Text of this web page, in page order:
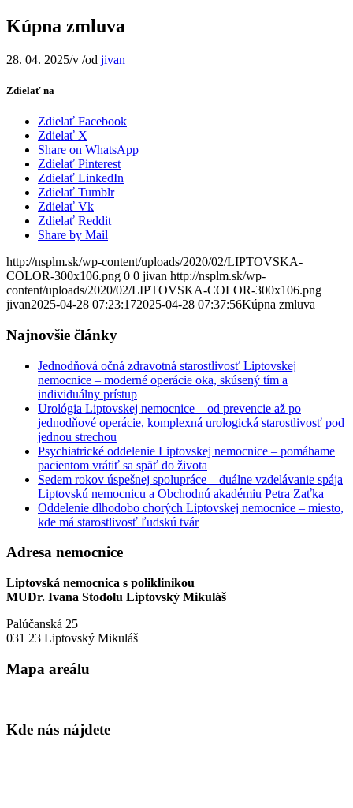
Kúpna zmluva
28. 04. 2025/v /od jivan
Zdielať na
Zdielať Facebook
Zdielať X
Share on WhatsApp
Zdielať Pinterest
Zdielať LinkedIn
Zdielať Tumblr
Zdielať Vk
Zdielať Reddit
Share by Mail
http://nsplm.sk/wp-content/uploads/2020/02/LIPTOVSKA-
COLOR-300x106.png 0 0 jivan http://nsplm.sk/wp-
content/uploads/2020/02/LIPTOVSKA-COLOR-300x106.png
jivan2025-04-28 07:23:172025-04-28 07:37:56Kúpna zmluva
Najnovšie články
Jednodňová očná zdravotná starostlivosť Liptovskej
nemocnice – moderné operácie oka, skúsený tím a
individuálny prístup
Urológia Liptovskej nemocnice – od prevencie až po
jednodňové operácie, komplexná urologická starostlivosť pod
jednou strechou
Psychiatrické oddelenie Liptovskej nemocnice – pomáhame
pacientom vrátiť sa späť do života
Sedem rokov úspešnej spolupráce – duálne vzdelávanie spája
Liptovskú nemocnicu a Obchodnú akadémiu Petra Zaťka
Oddelenie dlhodobo chorých Liptovskej nemocnice – miesto,
kde má starostlivosť ľudskú tvár
Adresa nemocnice
Liptovská nemocnica s poliklinikou
MUDr. Ivana Stodolu Liptovský Mikuláš
Palúčanská 25
031 23 Liptovský Mikuláš
Mapa areálu
Kde nás nájdete